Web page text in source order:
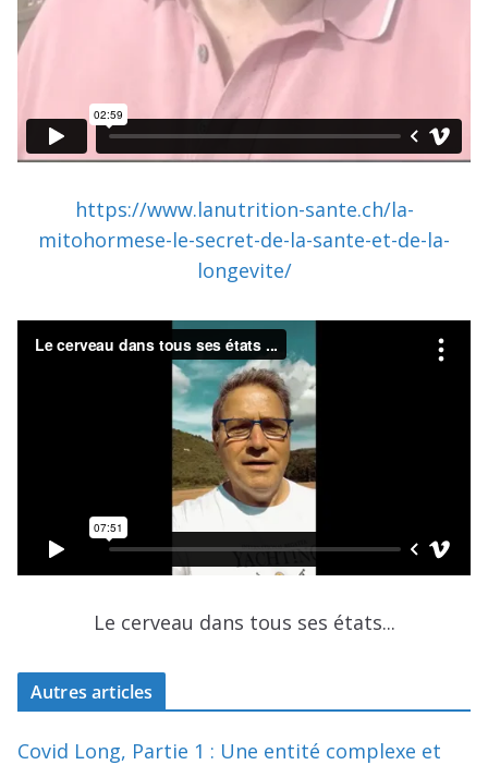
https://www.lanutrition-sante.ch/la-
mitohormese-le-secret-de-la-sante-et-de-la-
longevite/
Le cerveau dans tous ses états...
Autres articles
Covid Long, Partie 1 : Une entité complexe et